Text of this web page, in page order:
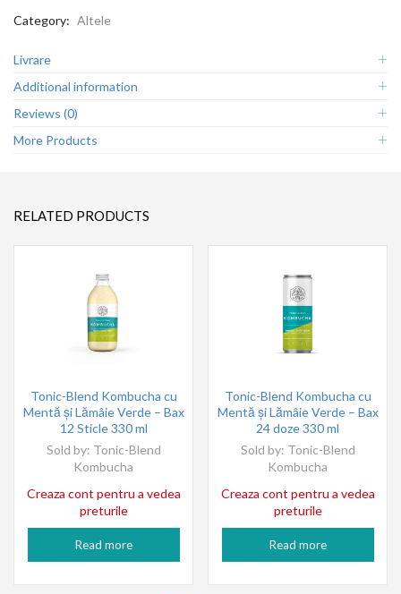
Category: Altele
Livrare
Additional information
Reviews (0)
More Products
RELATED PRODUCTS
Tonic-Blend Kombucha cu
Mentă și Lămâie Verde – Bax
12 Sticle 330 ml
Sold by: Tonic-Blend
Kombucha
Creaza cont pentru a vedea
preturile
Read more
Tonic-Blend Kombucha cu
Mentă și Lămâie Verde – Bax
24 doze 330 ml
Sold by: Tonic-Blend
Kombucha
Creaza cont pentru a vedea
preturile
Read more